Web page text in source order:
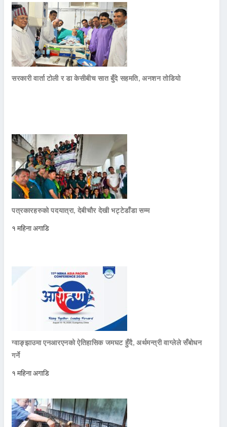
सरकारी वार्ता टोली र डा केसीबीच सात बुँदे सहमति, अनशन तोडियो
पत्रकारहरुको पदयात्रा, देबीचौर देखी भट्टेडाँडा सम्म
१ महिना अगाडि
ग्वाङ्झाउमा एनआरएनको ऐतिहासिक जमघट हुँदै, अर्थमन्त्री वाग्लेले सँबोधन
गर्ने
१ महिना अगाडि